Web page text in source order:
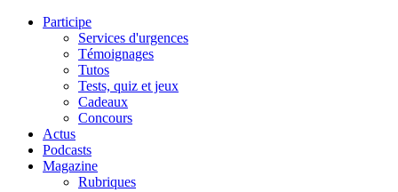
Participe
Services d'urgences
Témoignages
Tutos
Tests, quiz et jeux
Cadeaux
Concours
Actus
Podcasts
Magazine
Rubriques